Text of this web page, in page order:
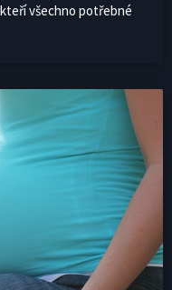
všechno potřebné